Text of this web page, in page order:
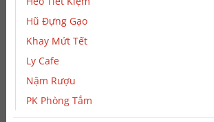
Hũ Đựng Gạo
Khay Mứt Tết
Ly Cafe
Nậm Rượu
PK Phòng Tắm